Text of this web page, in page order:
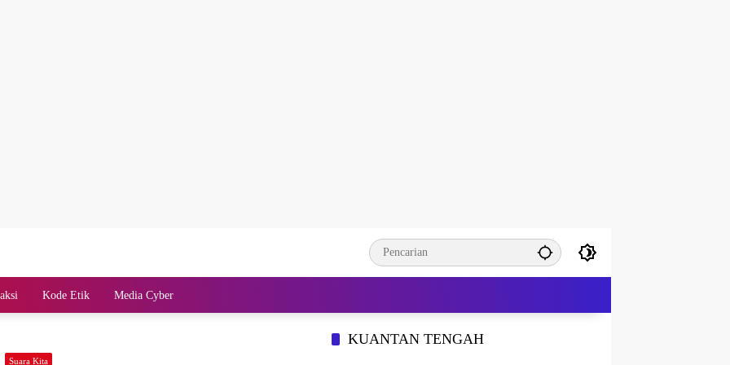
Kode Etik Media Cyber
Suara Kita
KUANTAN TENGAH